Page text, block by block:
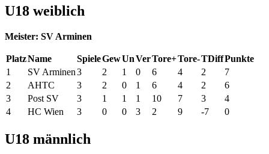
U18 weiblich
Meister: SV Arminen
PlatzName SpieleGewUnVerTore+Tore-TDiffPunkte
1
SV Arminen3 2 1 0 6 4 2
7
2
AHTC 3 2 0 1 6 4 2
6
3
Post SV 3 1 1 1 10 7 3
4
4
HC Wien 3 0 0 3 2 9 -7 0
U18 männlich